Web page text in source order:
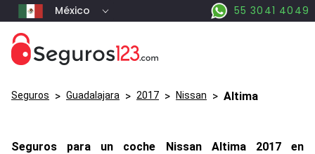
México 55 3041 4049
Seguros > Guadalajara > 2017 > Nissan > Altima
Seguros para un coche Nissan Altima2017 en